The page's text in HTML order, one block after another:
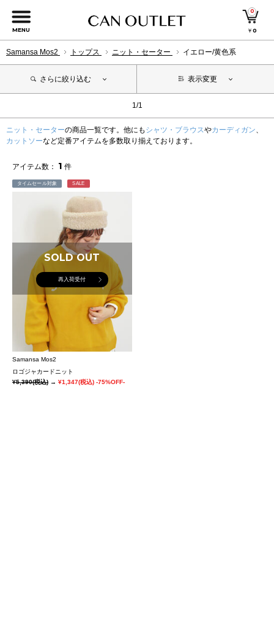
MENU
0
￥0
Samansa Mos2 トップス ニット・セーター イエロー/黄色系
さらに絞り込む 表示変更
1/1
ニット・セーターの商品一覧です。他にも シャツ・ブラウスやカーディガン、
カットソーなど定番アイテムを多数取り揃えております。
アイテム数： 1 件
タイムセール対象 SALE
SOLD OUT
再入荷受付
Samansa Mos2
ロゴジャカードニット
¥5,390(税込) → ¥1,347(税込) -75%OFF-